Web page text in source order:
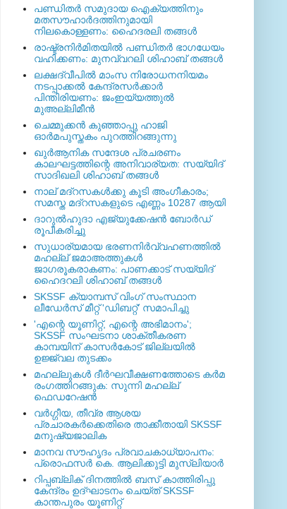
പണ്ഡിതര്‍ സമുദായ ഐക്യത്തിനും
മതസൗഹാര്‍ദത്തിനുമായി
നിലകൊള്ളണം: ഹൈദരലി തങ്ങള്‍
രാഷ്ട്രനിര്‍മിതയില്‍ പണ്ഡിതര്‍ ഭാഗധേയം
വഹിക്കണം: മുനവ്വറലി ശിഹാബ് തങ്ങള്‍
ലക്ഷദ്വീപില്‍ മാംസ നിരോധനനിയമം
നടപ്പാക്കല്‍ കേന്ദ്രസര്‍ക്കാര്‍
പിന്തിരിയണം: ജംഇയ്യത്തുല്‍
മുഅല്ലിമീന്‍
ചെമ്മുക്കന്‍ കുഞ്ഞാപ്പു ഹാജി
ഓര്‍മപുസ്തകം പുറത്തിറങ്ങുന്നു
ഖുര്‍ആനിക സന്ദേശ പ്രചരണം
കാലഘട്ടത്തിന്റെ അനിവാര്യത: സയ്യിദ്
സാദിഖലി ശിഹാബ് തങ്ങള്‍
നാല് മദ്‌റസകള്‍ക്കു കൂടി അംഗീകാരം;
സമസ്ത മദ്‌റസകളുടെ എണ്ണം 10287 ആയി
ദാറുല്‍ഹുദാ എജ്യുക്കേഷന്‍ ബോര്‍ഡ്
രൂപീകരിച്ചു
സുധാര്യമായ ഭരണനിര്‍വ്വഹണത്തില്‍
മഹല്ല് ജമാഅത്തുകള്‍
ജാഗരൂകരാകണം: പാണക്കാട് സയ്യിദ്
ഹൈദറലി ശിഹാബ് തങ്ങള്‍
SKSSF ക്യാമ്പസ് വിംഗ് സംസ്ഥാന
ലീഡേർസ് മീറ്റ് 'ഡിബറ്റ്' സമാപിച്ചു
'എന്റെ യൂണിറ്റ്, എന്റെ അഭിമാനം';
SKSSF സംഘടനാ ശാക്തീകരണ
കാമ്പയിന് കാസര്‍കോട് ജില്ലയില്‍
ഉജ്ജ്വല തുടക്കം
മഹല്ലുകള്‍ ദീര്‍ഘവീക്ഷണത്തോടെ കര്‍മ
രംഗത്തിറങ്ങുക: സുന്നി മഹല്ല്
ഫെഡറേഷന്‍
വര്‍ഗ്ഗീയ, തീവ്ര ആശയ
പ്രചാരകര്‍ക്കെതിരെ താക്കീതായി SKSSF
മനുഷ്യജാലിക
മാനവ സൗഹൃദം പ്രവാചകാധ്യാപനം:
പ്രൊഫസർ കെ. ആലിക്കുട്ടി മുസ്ലിയാർ
റിപ്പബ്ലിക് ദിനത്തില്‍ ബസ് കാത്തിരിപ്പു
കേന്ദ്രം ഉദ്ഘാടനം ചെയ്ത്‌ SKSSF
കാന്തപുരം യൂണിറ്റ്